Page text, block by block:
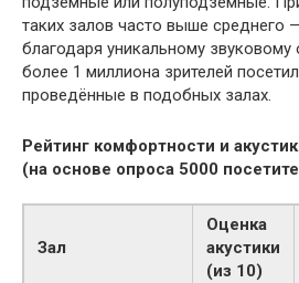
таких залов часто выше среднего
благодаря уникальному звуковому
более 1 миллиона зрителей
проведённые в подобных залах.
Рейтинг комфортности и
(на основе опроса 5000
Зал
Оценка
акустики
(из 10)